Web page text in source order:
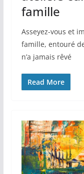
famille
Asseyez-vous et
famille, entouré
n’a jamais rêvé
Read More